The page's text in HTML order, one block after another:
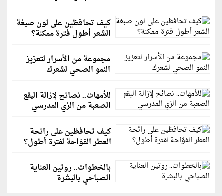
كيف تحافظين على لون صبغة
الشعر أطول فترة ممكنة؟
مجموعة من الأسرار لتعزيز
النمو الصحي لشعرك
للأمهات.. نصائح لإزالة البقع
الصعبة من الزي المدرسي
كيف تحافظين على رائحة
العطر الفوّاحة لفترة أطول؟
بالخطوات.. روتين العناية
الصباحي بالبشرة